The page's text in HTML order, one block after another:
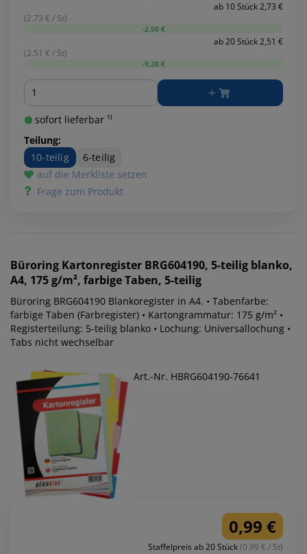
ab 10 Stück 2,73 €
(2.73 € / St)
-2,50 €
ab 20 Stück 2,51 €
(2.51 € / St)
-9,28 €
Menge
sofort lieferbar ¹⁾
Teilung:
10-teilig
6-teilig
auf die Merkliste setzen
Frage zum Produkt
Büroring Kartonregister BRG604190, 5-teilig blanko,
A4, 175 g/m², farbige Taben, 5-teilig
Büroring BRG604190 Blankoregister in A4. • Tabenfarbe:
farbige Taben (Farbregister) • Kartongrammatur: 175 g/m² •
Registerteilung: 5-teilig blanko • Lochung: Universallochung •
Tabs nicht wechselbar
Art.-Nr. HBRG604190-76641
0,99 €
Staffelpreis ab 20 Stück(0.99 € / St)